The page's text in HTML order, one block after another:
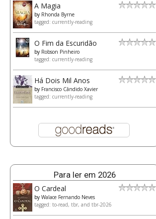
A Magia
by Rhonda Byrne
tagged: currently-reading
O Fim da Escuridão
by Robson Pinheiro
tagged: currently-reading
Há Dois Mil Anos
by Francisco Cândido Xavier
tagged: currently-reading
Para ler em 2026
O Cardeal
by Walace Fernando Neves
tagged: to-read, tbr, and tbr-2026